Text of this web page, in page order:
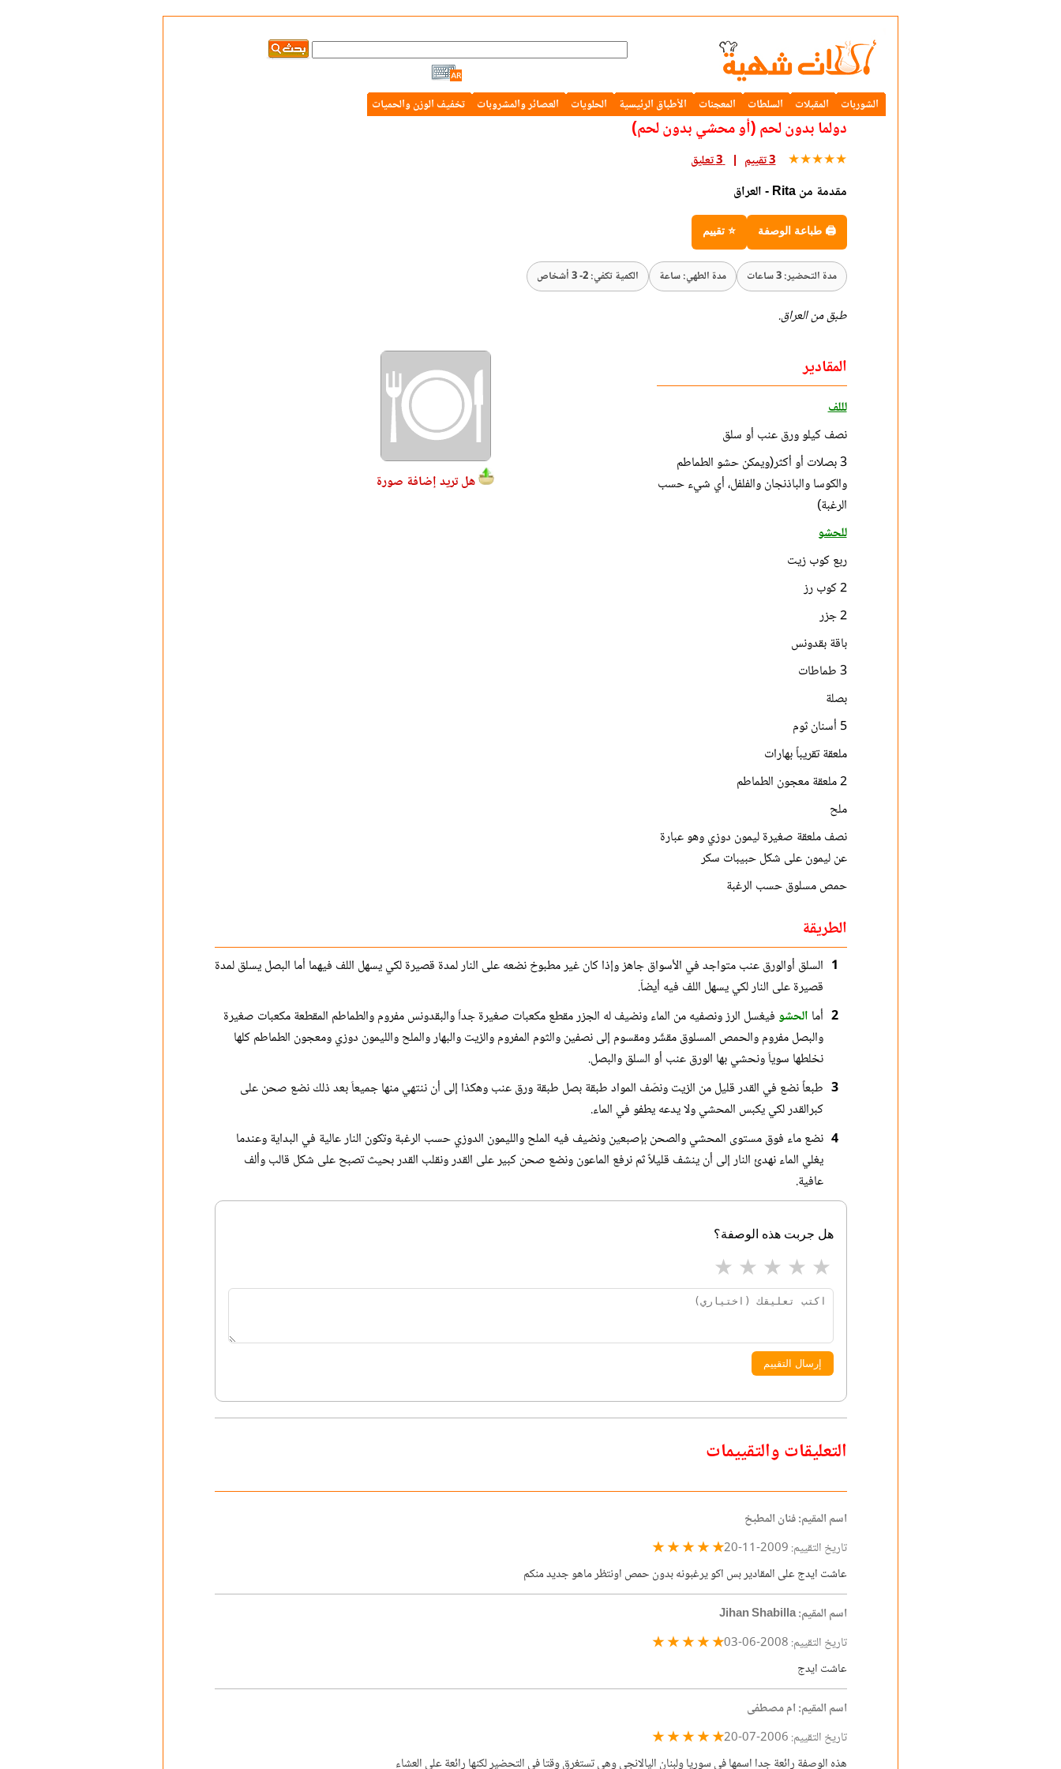
الشوربات المقبلات السلطات المعجنات الأطباق الرئيسية الحلويات العصائر والمشروبات تخفيف الوزن والحميات
دولما بدون لحم (أو محشي بدون لحم)
★★★★★ 3 تقييم 3 تعليق
مقدمة من Rita - العراق
🖨 طباعة الوصفة ⭐ تقييم
مدة التحضير: 3 ساعات مدة الطهي: ساعة الكمية تكفي: 2- 3 أشخاص
طبق من العراق.
المقادير
لللف
نصف كيلو ورق عنب أو سلق
3 بصلات أو أكثر(ويمكن حشو الطماطم
والكوسا والباذنجان والفلفل، أي شيء حسب
الرغبة)
للحشو
ربع كوب زيت
2 كوب رز
2 جزر
باقة بقدونس
3 طماطات
بصلة
5 أسنان ثوم
ملعقة تقريباً بهارات
2 ملعقة معجون الطماطم
ملح
نصف ملعقة صغيرة ليمون دوزي وهو عبارة
عن ليمون على شكل حبيبات سكر
حمص مسلوق حسب الرغبة
هل تريد إضافة صورة
الطريقة
1 السلق أوالورق عنب متواجد في الأسواق جاهز وإذا كان غير مطبوخ نضعه على النار لمدة قصيرة لكي يسهل اللف فيهما أما البصل يسلق لمدة
قصيرة على النار لكي يسهل اللف فيه أيضاّ.
2 أما الحشو فيغسل الرز ونصفيه من الماء ونضيف له الجزر مقطع مكعبات صغيرة جداَ والبقدونس مفروم والطماطم المقطعة مكعبات صغيرة
والبصل مفروم والحمص المسلوق مقشّر ومقسوم إلى نصفين والثوم المفروم والزيت والبهار والملح والليمون دوزي ومعجون الطماطم كلها
نخلطها سوياَ ونحشي بها الورق عنب أو السلق والبصل.
3 طبعاً نضع في القدر قليل من الزيت ونصّف المواد طبقة بصل طبقة ورق عنب وهكذا إلى أن ننتهي منها جميعاَ بعد ذلك نضع صحن على
كبرالقدر لكي يكبس المحشي ولا يدعه يطفو في الماء.
4 نضع ماء فوق مستوى المحشي والصحن بإصبعين ونضيف فيه الملح والليمون الدوزي حسب الرغبة وتكون النار عالية في البداية وعندما
يغلي الماء نهدئ النار إلى أن ينشف قليلاً ثم نرفع الماعون ونضع صحن كبير على القدر ونقلب القدر بحيث تصبح على شكل قالب وألف
عافية.
هل جربت هذه الوصفة؟
★ ★ ★ ★ ★
إرسال التقييم
التعليقات والتقييمات
اسم المقيم: فنان المطبخ
تاريخ التقييم: 2009-11-20
★ ★ ★ ★ ★
عاشت ايدج على المقادير بس اكو يرغبونه بدون حمص اونتظر ماهو جديد منكم
اسم المقيم: Jihan Shabilla
تاريخ التقييم: 2008-06-03
★ ★ ★ ★ ★
عاشت ايدج
اسم المقيم: ام مصطفى
تاريخ التقييم: 2006-07-20
★ ★ ★ ★ ★
هذه الوصفة رائعة جدا اسمها في سوريا ولبنان اليالانجي وهي تستغرق وقتا في التحضير لكنها رائعة على العشاء